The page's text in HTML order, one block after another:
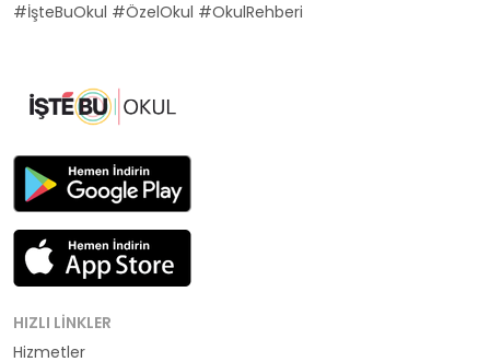
#İşteBuOkul #ÖzelOkul #OkulRehberi
HIZLI LINKLER
Hizmetler